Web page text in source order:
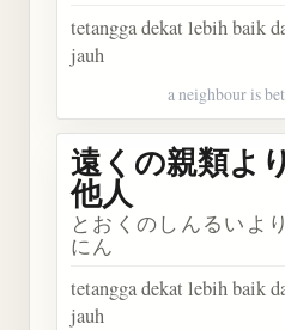
tetangga dekat lebih baik
jauh
a neighbour is
遠くの親類よ
他人
とおくのしんるいよ
にん
tetangga dekat lebih baik
jauh